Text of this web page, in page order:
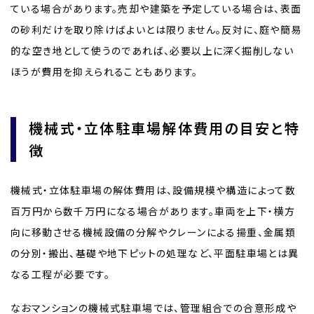
ている場合があります。売却や建築を予定している場合は、表面
の砂利だけを取り除けばよいとは限りません。反対に、庭や簡易
的な空き地として使うのであれば、必要以上に深く掘削しない
ほうが費用を抑えられることもあります。
機械式・立体駐車場解体費用の目安と特
徴
機械式・立体駐車場の解体費用は、設備規模や構造によって数
百万円から数千万円になる場合があります。車両を上下・横方
向に移動させる機械設備の分解やクレーンによる揚重、金属類
の分別・搬出、基礎や地下ピットの処理など、平面駐車場とは異
なる工程が必要です。
なおマンションの機械式駐車場では、管理組合での合意形成や